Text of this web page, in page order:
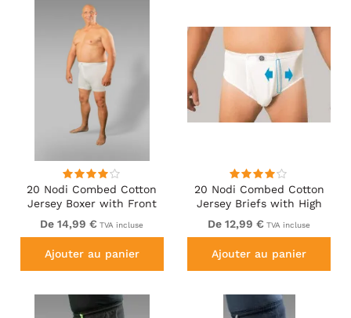
20 Nodi Combed Cotton
Jersey Boxer with Front
Button Fly White
De 14,99 € TVA incluse
Ajouter au panier
20 Nodi Combed Cotton
Jersey Briefs with High
Side Cut and Side
Opening White
De 12,99 € TVA incluse
Ajouter au panier